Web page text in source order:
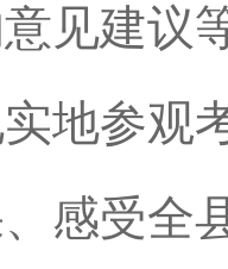
见建议
地参观
感受全